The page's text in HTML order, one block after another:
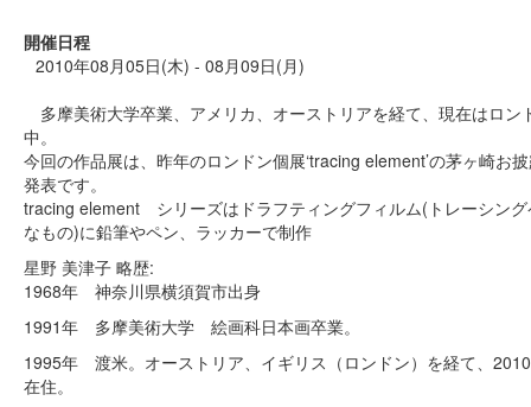
開催日程
2010年08月05日(木) - 08月09日(月)
多摩美術大学卒業、アメリカ、オーストリアを経て、現在はロン
中。
今回の作品展は、昨年のロンドン個展‘tracing element’の茅ヶ崎お
発表です。
tracing element シリーズはドラフティングフィルム(トレーシング
なもの)に鉛筆やペン、ラッカーで制作
星野 美津子 略歴:
1968年 神奈川県横須賀市出身
1991年 多摩美術大学 絵画科日本画卒業。
1995年 渡米。オーストリア、イギリス（ロンドン）を経て、
在住。